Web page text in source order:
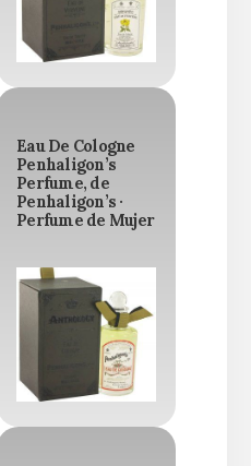
Eau De Cologne
Penhaligon’s
Perfume, de
Penhaligon’s ·
Perfume de Mujer